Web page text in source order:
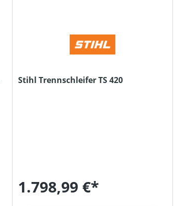
Stihl Trennschleifer TS 420
1.798,99 €*